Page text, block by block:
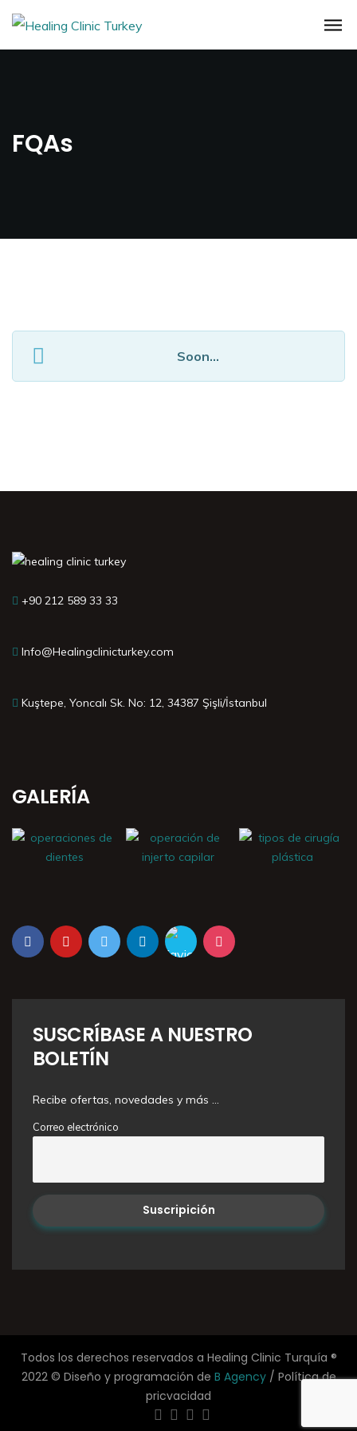
FQAs
Soon…
+90 212 589 33 33
Info@Healingclinicturkey.com
Kuştepe, Yoncalı Sk. No: 12, 34387 Şişli/İstanbul
GALERÍA
SUSCRÍBASE A NUESTRO
BOLETÍN
Recibe ofertas, novedades y más …
Correo electrónico
Todos los derechos reservados a Healing Clinic Turquía ®
2022 © Diseño y programación de B Agency/ Política de
pricvacidad